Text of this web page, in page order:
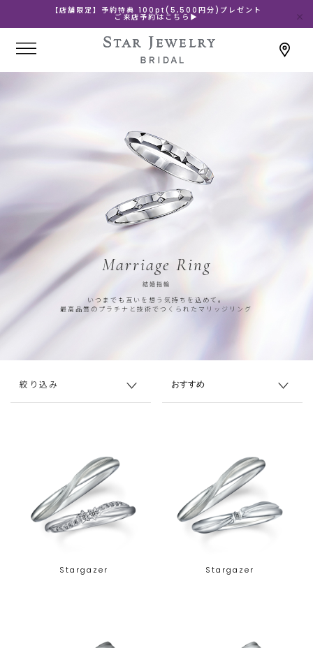
【店舗限定】予約特典 100pt(5,500円分)プレゼント
ご来店予約はこちら▶
Marriage Ring
結婚指輪
いつまでも互いを想う気持ちを込めて。
最高品質のプラチナと技術でつくられたマリッジリング
絞り込み
Stargazer Stargazer